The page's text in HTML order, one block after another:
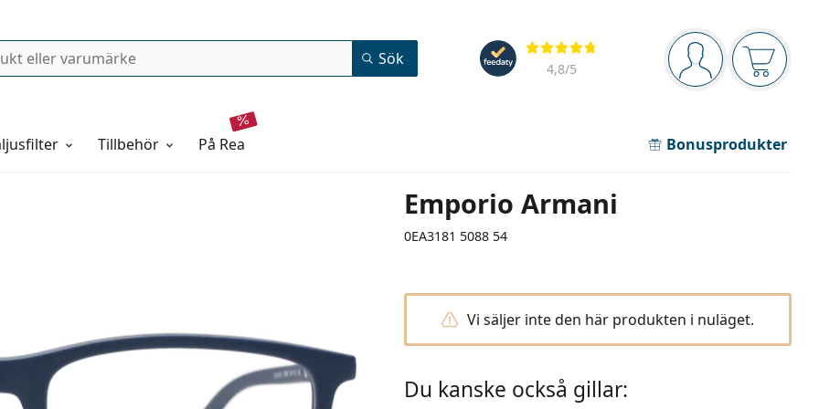
Navigeringsmeny
Du är inloggad
Recensioner
4,8/5
Sök
Tillbehör på rea Bonusprodukter
Emporio Armani
0EA3181 5088 54
Vi säljer inte den här produkten i nuläget.
Du kanske också gillar: